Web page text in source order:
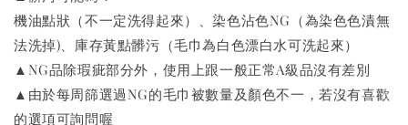
機油點狀（不一定洗得起來）、染色沾色NG（為染色色漬無
法洗掉)、庫存黃點髒污（毛巾為白色漂白水可洗起來）
▲NG品除瑕疵部分外，使用上跟一般正常A級品沒有差別
▲由於每周篩選過NG的毛巾被數量及顏色不一，若沒有喜歡
的選項可詢問喔